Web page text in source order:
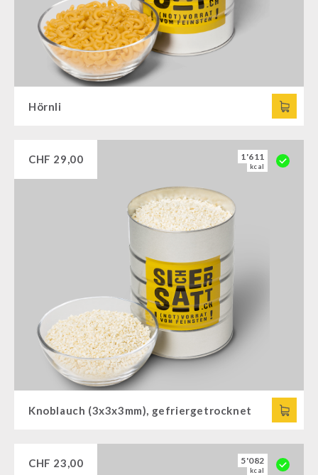
Hörnli
CHF 29,00 1'611
kcal
Knoblauch (3x3x3mm), gefriergetrocknet
CHF 23,00 5'082
kcal